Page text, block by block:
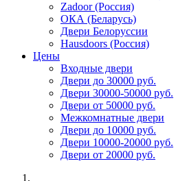
Zadoor (Россия)
ОКА (Беларусь)
Двери Белоруссии
Hausdoors (Россия)
Цены
Входные двери
Двери до 30000 руб.
Двери 30000-50000 руб.
Двери от 50000 руб.
Межкомнатные двери
Двери до 10000 руб.
Двери 10000-20000 руб.
Двери от 20000 руб.